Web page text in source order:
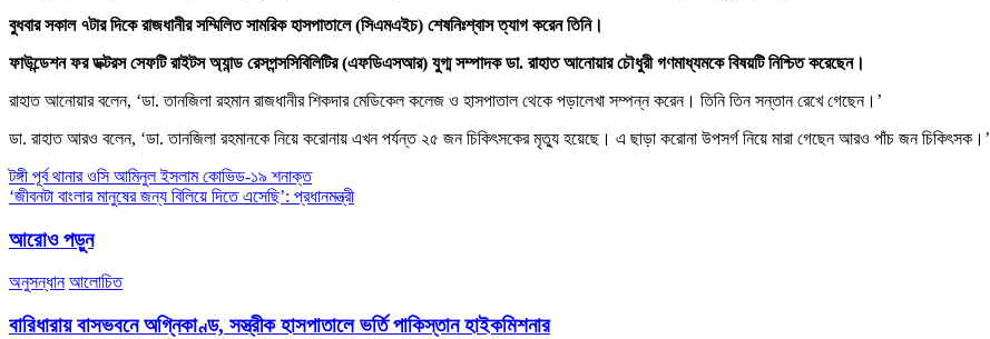
বুধবার সকাল ৭টার দিকে রাজধানীর সম্মিলিত সামরিক হাসপাতালে (সিএমএইচ) শেষনিঃশ্বাস ত্যাগ করেন তিনি।
ফাউন্ডেশন ফর ডক্টরস সেফটি রাইটস অ্যান্ড রেসপন্সসিবিলিটির (এফডিএসআর) যুগ্ম সম্পাদক ডা. রাহাত আনোয়ার চৌধুরী গণমাধ্যমকে বিষয়টি নিশ্চিত করেছেন।
রাহাত আনোয়ার বলেন, ‘ডা. তানজিলা রহমান রাজধানীর শিকদার মেডিকেল কলেজ ও হাসপাতাল থেকে পড়ালেখা সম্পন্ন করেন। তিনি তিন সন্তান রেখে গেছেন।’
ডা. রাহাত আরও বলেন, ‘ডা. তানজিলা রহমানকে নিয়ে করোনায় এখন পর্যন্ত ২৫ জন চিকিৎসকের মৃত্যু হয়েছে। এ ছাড়া করোনা উপসর্গ নিয়ে মারা গেছেন আরও পাঁচ জন চিকিৎসক।’
Post
navigation
টঙ্গী পূর্ব থানার ওসি আমিনুল ইসলাম কোভিড-১৯ শনাক্ত
‘জীবনটা বাংলার মানুষের জন্য বিলিয়ে দিতে এসেছি’: প্রধানমন্ত্রী
আরোও পড়ুন
অনুসন্ধান আলোচিত
বারিধারায় বাসভবনে অগ্নিকাণ্ড, সস্ত্রীক হাসপাতালে ভর্তি পাকিস্তান হাইকমিশনার